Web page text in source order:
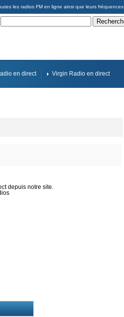
les radios FM en ligne ainsi que leurs fréquences
en direct Virgin Radio en direct
depuis notre site.